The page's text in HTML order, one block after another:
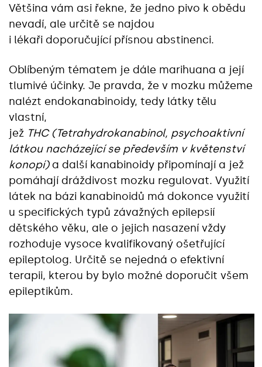
Většina vám asi řekne, že jedno pivo k obědu
nevadí, ale určitě se najdou
i lékaři doporučující přísnou abstinenci.
Oblíbeným tématem je dále marihuana a její
tlumivé účinky. Je pravda, že v mozku můžeme
nalézt endokanabinoidy, tedy látky tělu
vlastní,
jež THC (Tetrahydrokanabinol, psychoaktivní
látkou nacházející se především v květenství
konopí)a další kanabinoidy připomínají a jež
pomáhají dráždivost mozku regulovat. Využití
látek na bázi kanabinoidů má dokonce využití
u specifických typů závažných epilepsií
dětského věku, ale o jejich nasazení vždy
rozhoduje vysoce kvalifikovaný ošetřující
epileptolog. Určitě se nejedná o efektivní
terapii, kterou by bylo možné doporučit všem
epileptikům.